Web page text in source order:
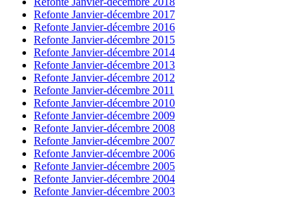
Refonte Janvier-décembre 2017
Refonte Janvier-décembre 2016
Refonte Janvier-décembre 2015
Refonte Janvier-décembre 2014
Refonte Janvier-décembre 2013
Refonte Janvier-décembre 2012
Refonte Janvier-décembre 2011
Refonte Janvier-décembre 2010
Refonte Janvier-décembre 2009
Refonte Janvier-décembre 2008
Refonte Janvier-décembre 2007
Refonte Janvier-décembre 2006
Refonte Janvier-décembre 2005
Refonte Janvier-décembre 2004
Refonte Janvier-décembre 2003